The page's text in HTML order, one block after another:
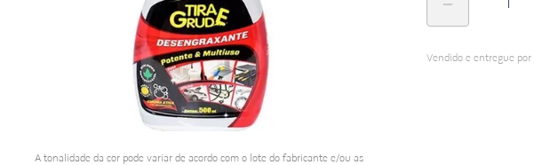
A tonalidade da cor pode variar de acordo com o lote do fabricante e/ou as
Vendido e entregue por